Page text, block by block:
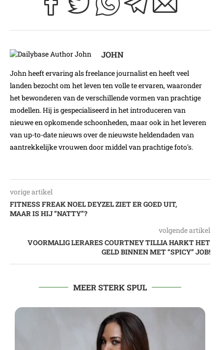
JOHN
John heeft ervaring als freelance journalist en heeft veel
landen bezocht om het leven ten volle te ervaren, waaronder
het bewonderen van de verschillende vormen van prachtige
modellen. Hij is gespecialiseerd in het introduceren van
nieuwe en opkomende schoonheden, maar ook in het leveren
van up-to-date nieuws over de nieuwste heldendaden van
aantrekkelijke vrouwen door middel van prachtige foto's.
vorige artikel
FITNESS FREAK NOEL DEYZEL ZIET ER GOED UIT,
MAAR IS HIJ “NATTY”?
volgende artikel
VOORMALIG LERARES COURTNEY TILLIA HARKT HET
GELD BINNEN MET “SPICY” JOB!
MEER STERK SPUL